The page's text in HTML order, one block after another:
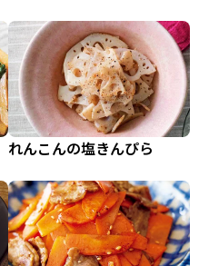
れんこんの塩きんぴら